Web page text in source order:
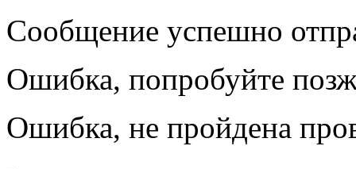
Сообщение успешно
Ошибка, попробуйте
Ошибка, не пройдена